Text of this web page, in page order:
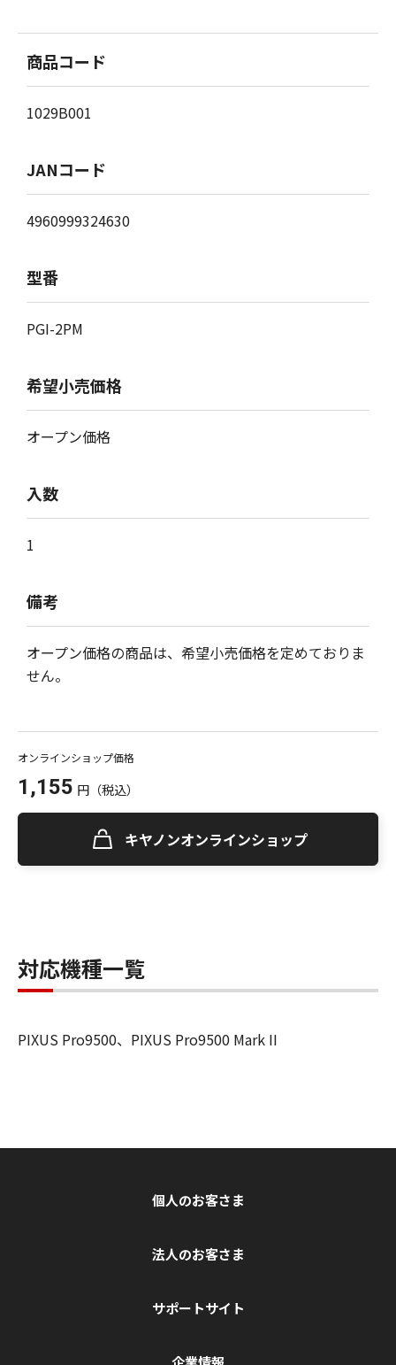
商品コード
1029B001
JANコード
4960999324630
型番
PGI-2PM
希望小売価格
オープン価格
入数
1
備考
オープン価格の商品は、希望小売価格を定めておりま
せん。
オンラインショップ価格
1,155 円 （税込）
キヤノンオンラインショップ
対応機種一覧
PIXUS Pro9500、PIXUS Pro9500 Mark II
個人のお客さま
法人のお客さま
サポートサイト